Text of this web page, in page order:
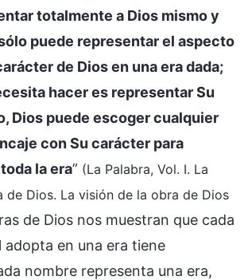
totalmente a Dios mismo y
puede representar el aspecto
de Dios en una era dada;
hacer es representar Su
Dios puede escoger cualquier
con Su carácter para
la era” (La Palabra, Vol. I. La
de Dios. La visión de la obra de Dios
de Dios nos muestran que cada
adopta en una era tiene
nombre representa una era,